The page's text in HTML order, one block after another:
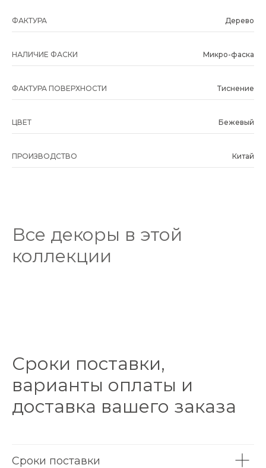
ФАКТУРА Дерево
НАЛИЧИЕ ФАСКИ Микро-фаска
ФАКТУРА ПОВЕРХНОСТИ Тиснение
ЦВЕТ Бежевый
ПРОИЗВОДСТВО Китай
Все декоры в этой
коллекции
Сроки поставки,
варианты оплаты и
доставка вашего заказа
Сроки поставки